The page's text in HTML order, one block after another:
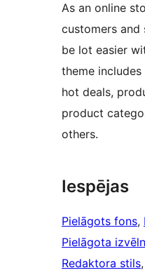
As an online
customers
be lot easier
theme
hot deals,
product
others.
Iespējas
Pielāgots fons,
Pielāgota
Redaktora stils,